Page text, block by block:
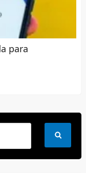
para